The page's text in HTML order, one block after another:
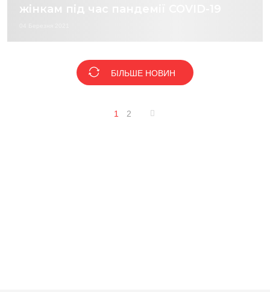
жінкам під час пандемії COVID-19
БІЛЬШЕ НОВИН
1 2